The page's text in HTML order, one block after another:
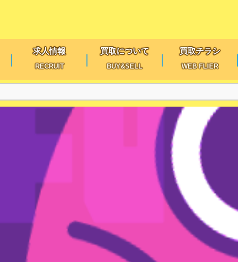
求人情報
RECRUIT
買取について
BUY&SELL
買取チラシ
WEB FLIER